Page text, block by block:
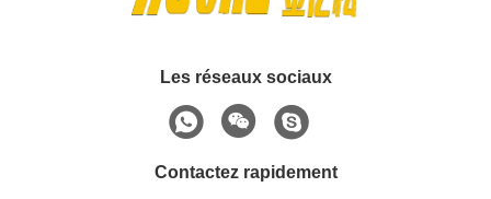
Les réseaux sociaux
Contactez rapidement